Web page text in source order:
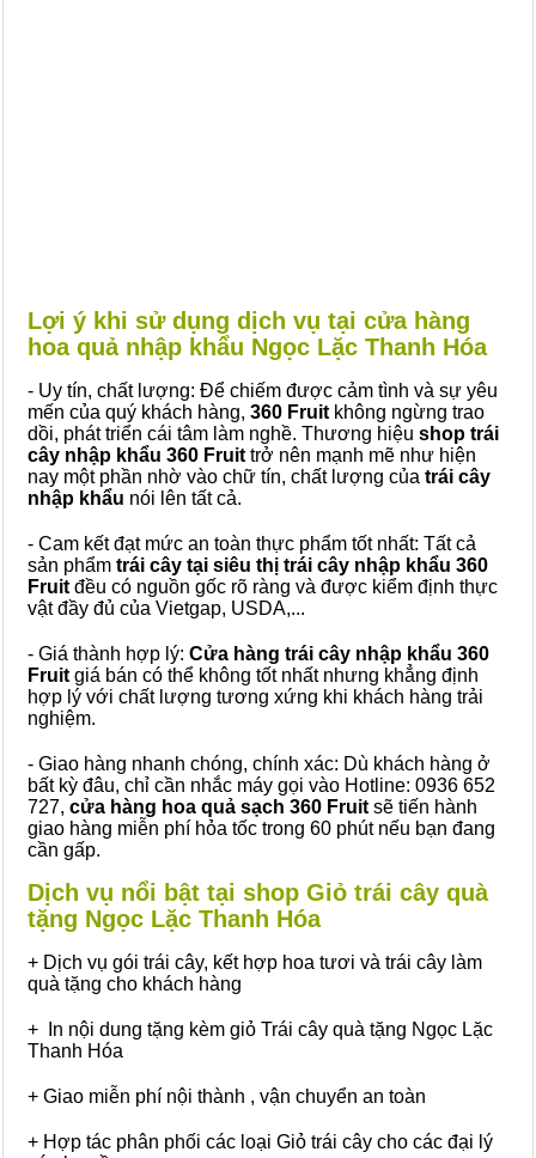
Lợi ý khi sử dụng dịch vụ tại cửa hàng
hoa quả nhập khẩu Ngọc Lặc Thanh Hóa
- Uy tín, chất lượng: Để chiếm được cảm tình và sự yêu
mến của quý khách hàng, 360 Fruit không ngừng trao
dồi, phát triển cái tâm làm nghề. Thương hiệu shop trái
cây nhập khẩu 360 Fruit trở nên mạnh mẽ như hiện
nay một phần nhờ vào chữ tín, chất lượng của trái cây
nhập khẩu nói lên tất cả.
- Cam kết đạt mức an toàn thực phẩm tốt nhất: Tất cả
sản phẩm trái cây tại siêu thị trái cây nhập khẩu 360
Fruit đều có nguồn gốc rõ ràng và được kiểm định thực
vật đầy đủ của Vietgap, USDA,...
- Giá thành hợp lý: Cửa hàng trái cây nhập khẩu 360
Fruit giá bán có thể không tốt nhất nhưng khẳng định
hợp lý với chất lượng tương xứng khi khách hàng trải
nghiệm.
- Giao hàng nhanh chóng, chính xác: Dù khách hàng ở
bất kỳ đâu, chỉ cần nhắc máy gọi vào Hotline: 0936 652
727, cửa hàng hoa quả sạch 360 Fruit sẽ tiến hành
giao hàng miễn phí hỏa tốc trong 60 phút nếu bạn đang
cần gấp.
Dịch vụ nổi bật tại shop Giỏ trái cây quà
tặng Ngọc Lặc Thanh Hóa
+ Dịch vụ gói trái cây, kết hợp hoa tươi và trái cây làm
quà tặng cho khách hàng
+ In nội dung tặng kèm giỏ Trái cây quà tặng Ngọc Lặc
Thanh Hóa
+ Giao miễn phí nội thành , vận chuyển an toàn
+ Hợp tác phân phối các loại Giỏ trái cây cho các đại lý